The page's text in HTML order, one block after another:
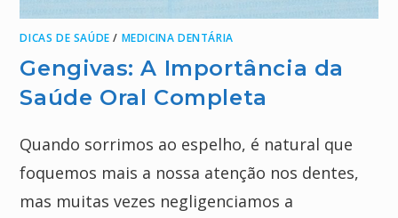
DICAS DE SAÚDE / MEDICINA DENTÁRIA
Gengivas: A Importância da
Saúde Oral Completa
Quando sorrimos ao espelho, é natural que
foquemos mais a nossa atenção nos dentes,
mas muitas vezes negligenciamos a